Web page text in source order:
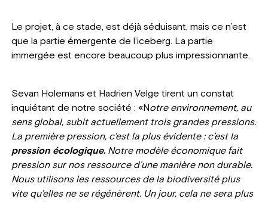
Le projet, à ce stade, est déjà séduisant, mais ce n’est
que la partie émergente de l’iceberg. La partie
immergée est encore beaucoup plus impressionnante.
Sevan Holemans et Hadrien Velge tirent un constat
inquiétant de notre société : «Notre environnement, au
sens global, subit actuellement trois grandes pressions.
La première pression, c’est la plus évidente : c’est la
pression écologique.Notre modèle économique fait
pression sur nos ressource d’une manière non durable.
Nous utilisons les ressources de la biodiversité plus
vite qu’elles ne se régénèrent. Un jour, cela ne sera plus